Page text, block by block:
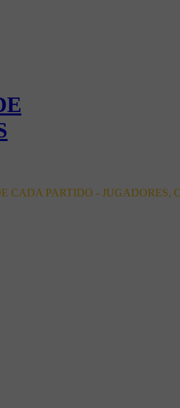
CADA PARTIDO - JUGADORES,